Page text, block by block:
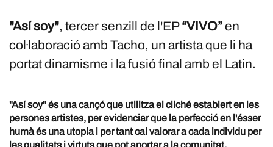
"Así soy", tercer senzill de l'EP“VIVO”en
col·laboració amb Tacho, un artista que li ha
portat dinamisme i la fusió final amb el Latin.
"Así soy" és una cançó que utilitza el cliché establert en les
persones artistes, per evidenciar que la perfecció en l'ésser
humà és una utopia i per tant cal valorar a cada individu per
les qualitats i virtuts que pot aportar a la comunitat.